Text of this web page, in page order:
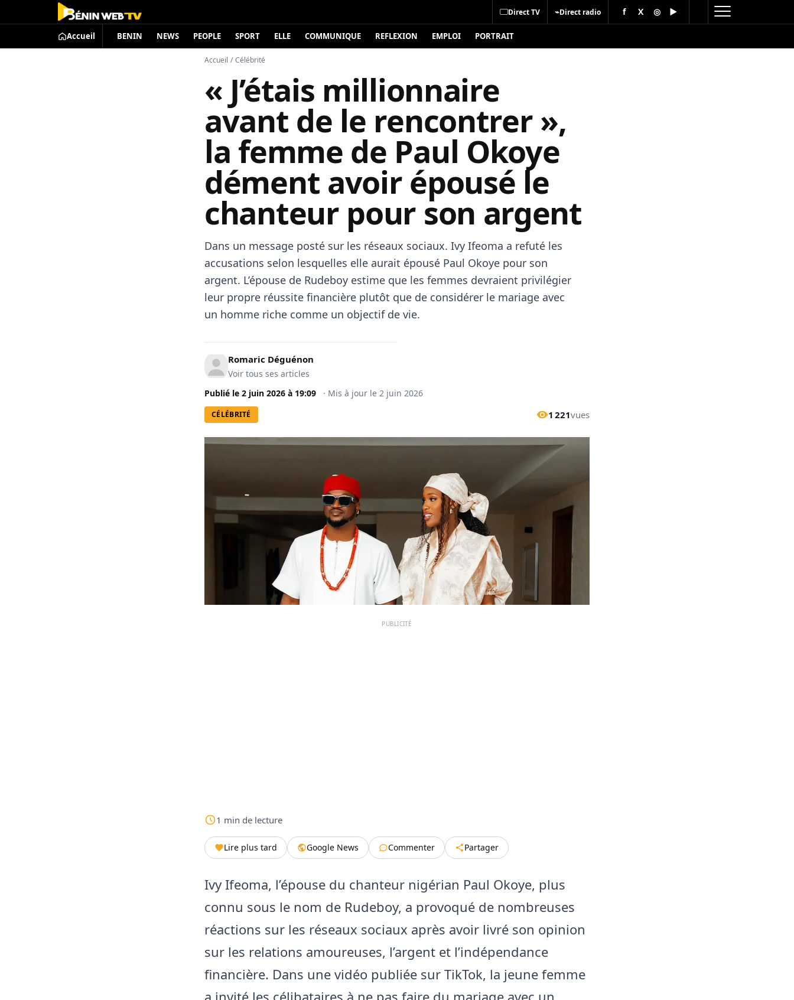
Direct TV ⌁Direct radio f X ◎ ▶
Accueil BENIN NEWS PEOPLE SPORT ELLE COMMUNIQUE REFLEXION EMPLOI PORTRAIT
Accueil / Célébrité
« J’étais millionnaire
avant de le rencontrer »,
la femme de Paul Okoye
dément avoir épousé le
chanteur pour son argent
Dans un message posté sur les réseaux sociaux. Ivy Ifeoma a refuté les
accusations selon lesquelles elle aurait épousé Paul Okoye pour son
argent. L’épouse de Rudeboy estime que les femmes devraient privilégier
leur propre réussite financière plutôt que de considérer le mariage avec
un homme riche comme un objectif de vie.
Romaric Déguénon
Voir tous ses articles
Publié le 2 juin 2026 à 19:09 · Mis à jour le 2 juin 2026
CÉLÉBRITÉ 1 221vues
PUBLICITÉ
1 min de lecture
Lire plus tard Google News Commenter Partager
Ivy Ifeoma, l’épouse du chanteur nigérian Paul Okoye, plus
connu sous le nom de Rudeboy, a provoqué de nombreuses
réactions sur les réseaux sociaux après avoir livré son opinion
sur les relations amoureuses, l’argent et l’indépendance
financière. Dans une vidéo publiée sur TikTok, la jeune femme
a invité les célibataires à ne pas faire du mariage avec un